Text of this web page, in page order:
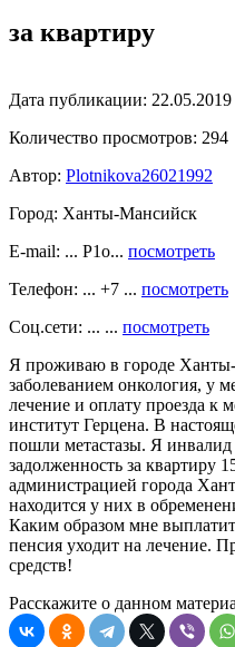
за квартиру
Дата публикации: 22.05.2019
Количество просмотров: 294
Автор: Plotnikova26021992
Город: Ханты-Мансийск
E-mail: ... P1o... посмотреть
Телефон: ... +7 ... посмотреть
Соц.сети: ... ... посмотреть
Я проживаю в городе
заболеванием онкология, у
лечение и оплату проезда к
институт Герцена. В
пошли метастазы. Я
задолженность за квартиру
администрацией города
находится у них в
Каким образом мне
пенсия уходит на лечение.
средств!
Расскажите о данном